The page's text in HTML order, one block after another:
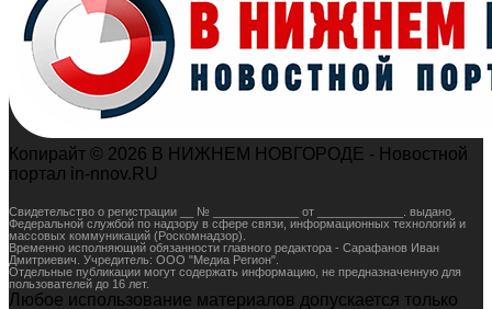
Копирайт © 2026 В НИЖНЕМ НОВГОРОДЕ - Новостной
портал in-nnov.RU
Свидетельство о регистрации __ № _____________ от _____________. выдано
Федеральной службой по надзору в сфере связи, информационных технологий и
массовых коммуникаций (Роскомнадзор).
Временно исполняющий обязанности главного редактора - Сарафанов Иван
Дмитриевич. Учредитель: ООО "Медиа Регион".
Отдельные публикации могут содержать информацию, не предназначенную для
пользователей до 16 лет.
Любое использование материалов допускается только